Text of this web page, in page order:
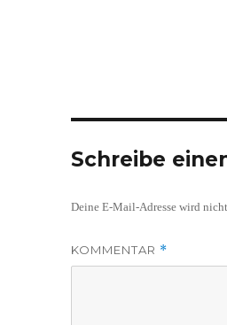
Schreibe
Deine E-Mail-Adresse wird
KOMMENTAR *